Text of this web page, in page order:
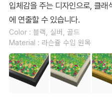
입체감을 주는 디자인으로, 클래
에 연출할 수 있습니다.
Color : 블랙, 실버, 골드
Material : 라슨쥴 수입 원목